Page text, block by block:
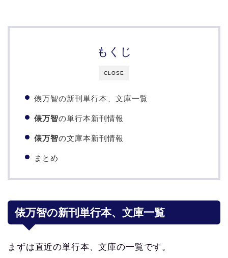
CLOSE
もくじ
俵万智の新刊単行本、文庫一覧
俵万智の単行本新刊情報
俵万智の文庫本新刊情報
まとめ
俵万智の新刊単行本、文庫一覧
まずは直近の単行本、文庫の一覧です。